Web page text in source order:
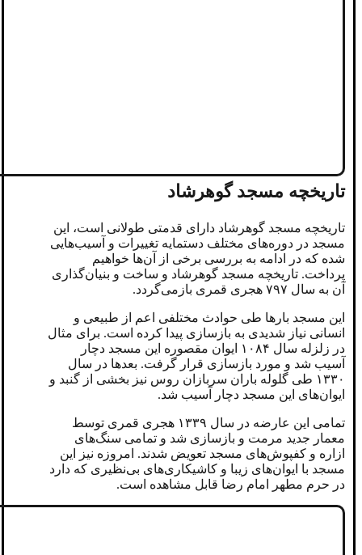
تاریخچه مسجد گوهرشاد
تاریخچه مسجد گوهرشاد دارای قدمتی طولانی است، این
مسجد در دوره‌های مختلف دستمایه تغییرات و آسیب‌هایی
شده که در ادامه به بررسی برخی از آن‌ها خواهیم
پرداخت. تاریخچه مسجد گوهرشاد و ساخت و بنیان‌گذاری
آن به سال ۷۹۷ هجری قمری بازمی‌گردد.
این مسجد بارها طی حوادث مختلفی اعم از طبیعی و
انسانی نیاز شدیدی به بازسازی پیدا کرده است. برای مثال
در زلزله سال ۱۰۸۴ ایوان مقصوره این مسجد دچار
آسیب شد و مورد بازسازی قرار گرفت. بعدها در سال
۱۳۳۰ طی گلوله ‌باران سربازان روس نیز بخشی از گنبد و
ایوان‌های این مسجد دچار آسیب شد.
تمامی این عارضه در سال ۱۳۳۹ هجری قمری توسط
معمار جدید مرمت و بازسازی شد و تمامی سنگ‌های
ازاره و کفپوش‌های مسجد تعویض شدند. امروزه نیز این
مسجد با ایوان‌های زیبا و کاشیکاری‌های بی‌نظیری که دارد
در حرم مطهر امام رضا قابل مشاهده است.